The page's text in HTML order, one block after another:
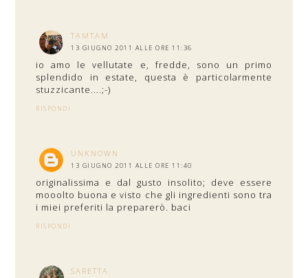
TAMTAM
13 GIUGNO 2011 ALLE ORE 11:36
io amo le vellutate e, fredde, sono un primo
splendido in estate, questa è particolarmente
stuzzicante....;-)
RISPONDI
UNKNOWN
13 GIUGNO 2011 ALLE ORE 11:40
originalissima e dal gusto insolito; deve essere
mooolto buona e visto che gli ingredienti sono tra
i miei preferiti la preparerò. baci
RISPONDI
SARETTA